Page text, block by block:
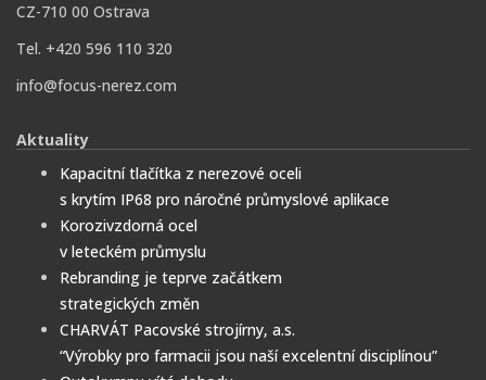
CZ-710 00 Ostrava
Tel. +420 596 110 320
info@focus-nerez.com
Aktuality
Kapacitní tlačítka z nerezové oceli
s krytím IP68 pro náročné průmyslové aplikace
Korozivzdorná ocel
v leteckém průmyslu
Rebranding je teprve začátkem
strategických změn
CHARVÁT Pacovské strojírny, a.s.
“Výrobky pro farmacii jsou naší excelentní disciplínou”